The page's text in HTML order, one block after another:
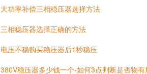
大功率补偿三相稳压器选择方法
三相稳压器选择正确的方法
电压不稳购买稳压器后1秒稳压
380V稳压器多少钱一个-如何3点判断是否物有